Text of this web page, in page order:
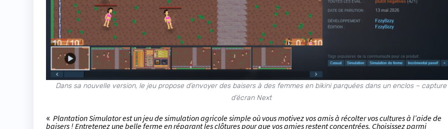
Dans sa nouvelle version, le jeu propose d’envoyer des baisers à des femmes en bikini parquées dans un enclos – capture
d’écran Next
« Plantation Simulator est un jeu de simulation agricole simple où vous motivez vos amis à récolter vos cultures à l’aide de
baisers ! Entretenez une belle ferme en réparant les clôtures pour que vos amies restent concentrées. Choisissez parmi